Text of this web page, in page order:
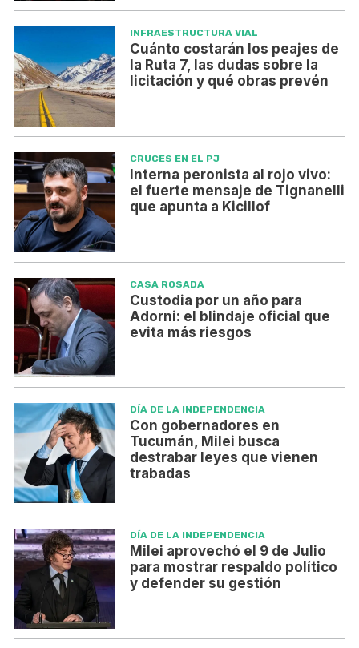
INFRAESTRUCTURA VIAL
Cuánto costarán los peajes de
la Ruta 7, las dudas sobre la
licitación y qué obras prevén
CRUCES EN EL PJ
Interna peronista al rojo vivo:
el fuerte mensaje de Tignanelli
que apunta a Kicillof
CASA ROSADA
Custodia por un año para
Adorni: el blindaje oficial que
evita más riesgos
DÍA DE LA INDEPENDENCIA
Con gobernadores en
Tucumán, Milei busca
destrabar leyes que vienen
trabadas
DÍA DE LA INDEPENDENCIA
Milei aprovechó el 9 de Julio
para mostrar respaldo político
y defender su gestión